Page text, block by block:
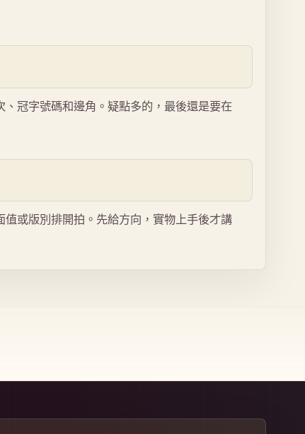
冠字號碼和邊角。疑點多的，最後還是要在
或版別排開拍。先給方向，實物上手後才講